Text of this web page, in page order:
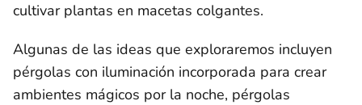
cultivar plantas en macetas colgantes.
Algunas de las ideas que exploraremos incluyen
pérgolas con iluminación incorporada para crear
ambientes mágicos por la noche, pérgolas